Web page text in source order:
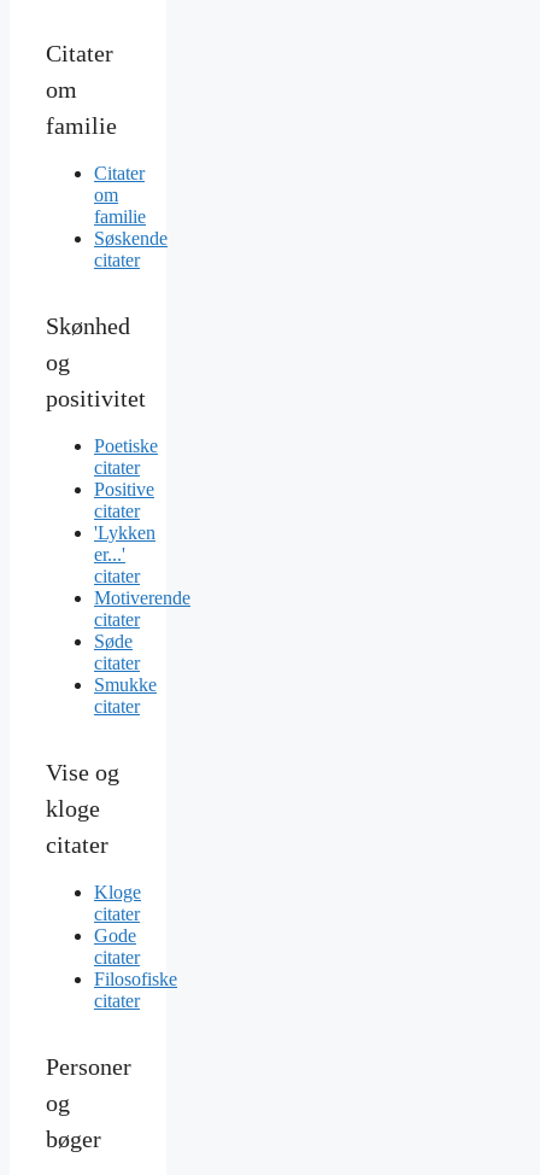
Citater
om
familie
Citater
om
familie
Søskende
citater
Skønhed
og
positivitet
Poetiske
citater
Positive
citater
'Lykken
er...'
citater
Motiverende
citater
Søde
citater
Smukke
citater
Vise og
kloge
citater
Kloge
citater
Gode
citater
Filosofiske
citater
Personer
og
bøger